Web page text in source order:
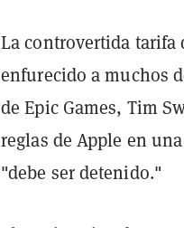
La controvertida tarifa
enfurecido a muchos
de Epic Games, Tim
reglas de Apple en
"debe ser detenido."